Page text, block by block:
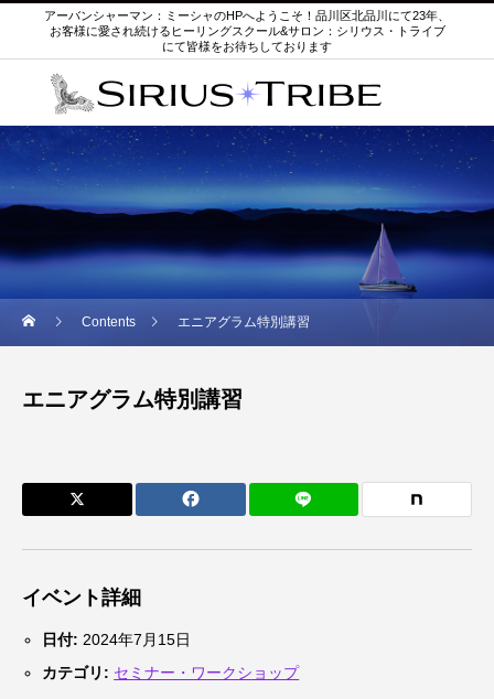
アーバンシャーマン：ミーシャのHPへようこそ！品川区北品川にて23年、
お客様に愛され続けるヒーリングスクール&サロン：シリウス・トライブ
にて皆様をお待ちしております
Contents エニアグラム特別講習
エニアグラム特別講習
イベント詳細
日付: 2024年7月15日
カテゴリ: セミナー・ワークショップ